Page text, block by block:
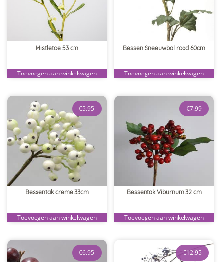
Mistletoe 53 cm
Toevoegen aan winkelwagen
Bessen Sneeuwbal rood 60cm
Toevoegen aan winkelwagen
Bessentak creme 33cm
€5.95
Toevoegen aan winkelwagen
Bessentak Viburnum 32 cm
€7.99
Toevoegen aan winkelwagen
€6.95 €12.95